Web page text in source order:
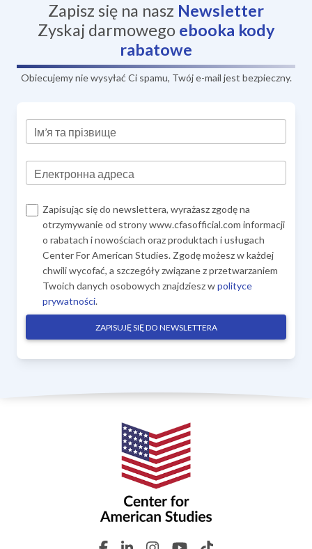
Zapisz się na nasz Newsletter
Zyskaj darmowego ebooka kody
rabatowe
Obiecujemy nie wysyłać Ci spamu, Twój e-mail jest bezpieczny.
Ім’я та прізвище
Електронна адреса
Zapisując się do newslettera, wyrażasz zgodę na
otrzymywanie od strony www.cfasofficial.com informacji
o rabatach i nowościach oraz produktach i usługach
Center For American Studies. Zgodę możesz w każdej
chwili wycofać, a szczegóły związane z przetwarzaniem
Twoich danych osobowych znajdziesz wpolityce
prywatności.
ZAPISUJĘ SIĘ DO NEWSLETTERA